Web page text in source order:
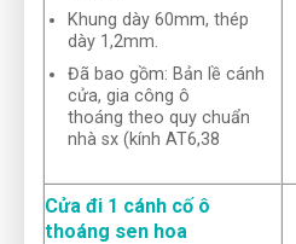
Khung dày 60mm, thép
dày 1,2mm.
Đã bao gồm: Bản lề cánh
cửa, gia công ô
thoáng theo quy chuẩn
nhà sx (kính AT6,38
Cửa đi 1 cánh cố ô
thoáng sen hoa